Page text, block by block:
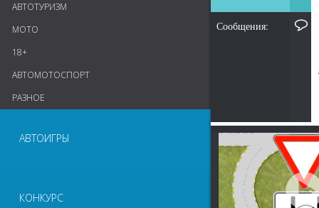
АВТОТУРИЗМ
МОТО
18+
АВТОМОТОСПОРТ
РАЗНОЕ
АВТОИГРЫ
КОНКУРС
Сообщения: